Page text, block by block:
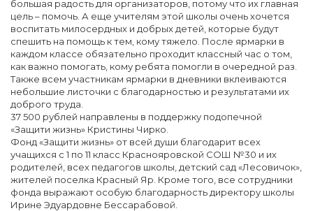
большая радость для организаторов, потому что их главная
цель – помочь. А еще учителям этой школы очень хочется
воспитать милосердных и добрых детей, которые будут
спешить на помощь к тем, кому тяжело. После ярмарки в
каждом классе обязательно проходит классный час о том,
как важно помогать, кому ребята помогли в очередной раз.
Также всем участникам ярмарки в дневники вклеиваются
небольшие листочки с благодарностью и результатами их
доброго труда.
37 500 рублей направлены в поддержку подопечной
«Защити жизнь» Кристины Чирко.
Фонд «Защити жизнь» от всей души благодарит всех
учащихся с 1 по 11 класс Краснояровской СОШ №30 и их
родителей, всех педагогов школы, детский сад «Лесовичок»,
жителей поселка Красный Яр. Кроме того, все сотрудники
фонда выражают особую благодарность директору школы
Ирине Эдуардовне Бессарабовой.